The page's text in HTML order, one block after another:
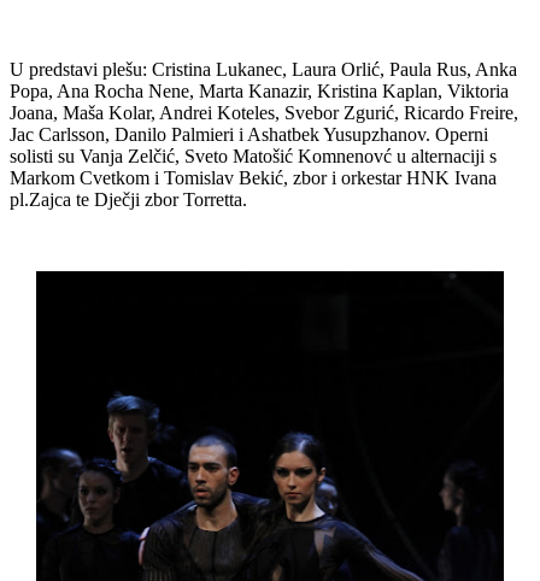
U predstavi plešu: Cristina Lukanec, Laura Orlić, Paula Rus, Anka
Popa, Ana Rocha Nene, Marta Kanazir, Kristina Kaplan, Viktoria
Joana, Maša Kolar, Andrei Koteles, Svebor Zgurić, Ricardo Freire,
Jac Carlsson, Danilo Palmieri i Ashatbek Yusupzhanov. Operni
solisti su Vanja Zelčić, Sveto Matošić Komnenovć u alternaciji s
Markom Cvetkom i Tomislav Bekić, zbor i orkestar HNK Ivana
pl.Zajca te Dječji zbor Torretta.